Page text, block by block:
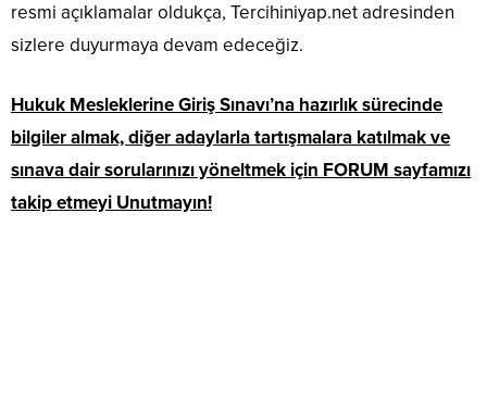
resmi açıklamalar oldukça, Tercihiniyap.net adresinden
sizlere duyurmaya devam edeceğiz.
Hukuk Mesleklerine Giriş Sınavı’na hazırlık sürecinde
bilgiler almak, diğer adaylarla tartışmalara katılmak ve
sınava dair sorularınızı yöneltmek için FORUM sayfamızı
takip etmeyi Unutmayın!